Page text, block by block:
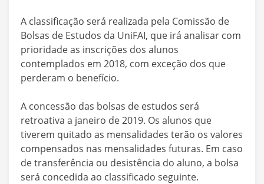
A classificação será realizada pela Comissão de
Bolsas de Estudos da UniFAI, que irá analisar com
prioridade as inscrições dos alunos
contemplados em 2018, com exceção dos que
perderam o benefício.
A concessão das bolsas de estudos será
retroativa a janeiro de 2019. Os alunos que
tiverem quitado as mensalidades terão os valores
compensados nas mensalidades futuras. Em caso
de transferência ou desistência do aluno, a bolsa
será concedida ao classificado seguinte.